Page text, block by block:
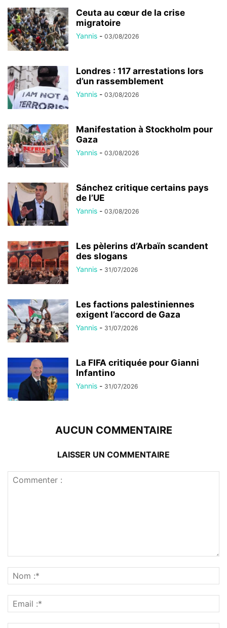
Ceuta au cœur de la crise
migratoire
Yannis - 03/08/2026
Londres : 117 arrestations lors
d’un rassemblement
Yannis - 03/08/2026
Manifestation à Stockholm pour
Gaza
Yannis - 03/08/2026
Sánchez critique certains pays
de l’UE
Yannis - 03/08/2026
Les pèlerins d’Arbaïn scandent
des slogans
Yannis - 31/07/2026
Les factions palestiniennes
exigent l’accord de Gaza
Yannis - 31/07/2026
La FIFA critiquée pour Gianni
Infantino
Yannis - 31/07/2026
AUCUN COMMENTAIRE
LAISSER UN COMMENTAIRE